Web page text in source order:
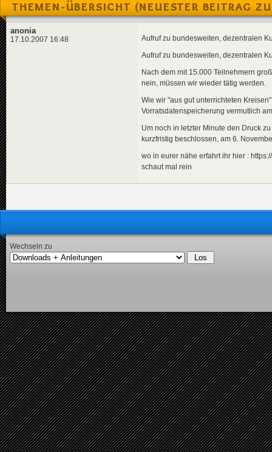
THEMEN-ÜBERSICHT (NEUESTER BEITRAG
anonia
17.10.2007 16:48 Aufruf zu bundesweiten, dezentralen
Aufruf zu bundesweiten, dezentralen
Nach dem mit 15.000 Teilnehmern
nein, müssen wir wieder tätig werden.
Wie wir "aus gut unterrichteten
Vorratsdatenspeicherung vermutlich
Um noch in letzter Minute den Druck
kurzfristig beschlossen, am 6.
wo in eurer nähe erfahrt ihr hier :
schaut mal rein
Wechseln zu